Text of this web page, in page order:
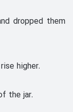
dropped them
higher.
the jar.